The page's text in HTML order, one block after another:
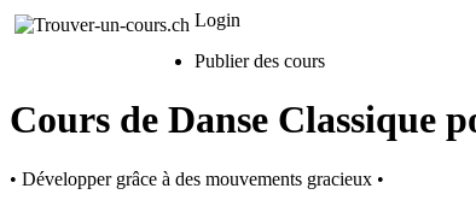
Login
Publier des cours
Cours de Danse Classique
• Développer grâce à des mouvements gracieux •